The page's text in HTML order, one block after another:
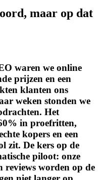
maar op dat
waren we online
prijzen en een
klanten ons
weken stonden we
Het
in proefritten,
kopers en een
zit. De kers op de
piloot: onze
reviews worden op de